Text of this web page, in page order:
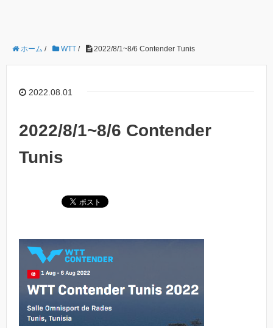
ホーム / WTT / 2022/8/1~8/6 Contender Tunis
2022.08.01
2022/8/1~8/6 Contender
Tunis